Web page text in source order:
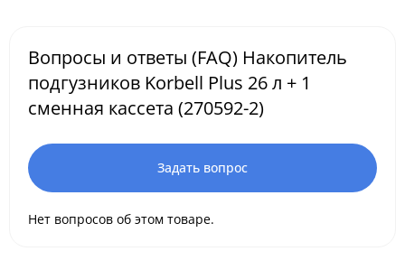
Вопросы и ответы (FAQ) Накопитель
подгузников Korbell Plus 26 л + 1
сменная кассета (270592-2)
Задать вопрос
Нет вопросов об этом товаре.